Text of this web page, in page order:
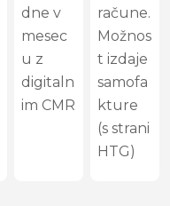
dne v
mesec
u z
digitaln
im CMR
račune.
Možnos
t izdaje
samofa
kture
(s strani
HTG)